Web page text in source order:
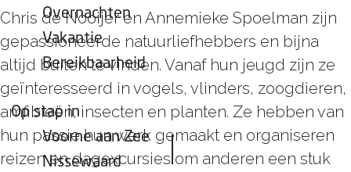
Overnachten
Vakantie
Bereikbaarheid
Op stap in
Voorne aan Zee
Nissewaard
Chris de Nooijer en Annemieke Spoelman zijn
gepassioneerde natuurliefhebbers en bijna
altijd buiten te vinden. Vanaf hun jeugd zijn ze
geïnteresseerd in vogels, vlinders, zoogdieren,
amfibieën, insecten en planten. Ze hebben van
hun passie hun werk gemaakt en organiseren
reizen en dagexcursies om anderen een stuk